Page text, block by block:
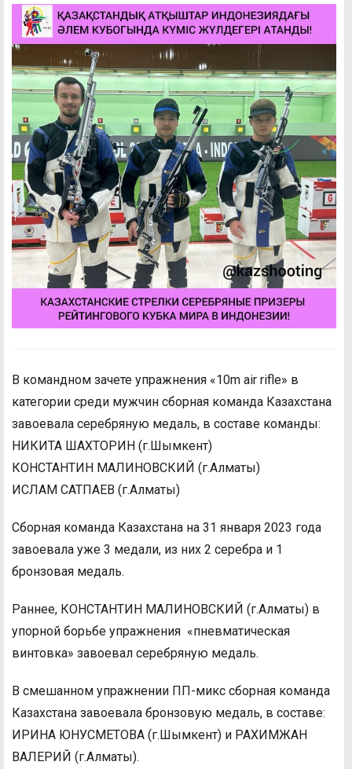
В командном зачете упражнения «10m air rifle» в
категории среди мужчин сборная команда Казахстана
завоевала серебряную медаль, в составе команды:
НИКИТА ШАХТОРИН (г.Шымкент)
КОНСТАНТИН МАЛИНОВСКИЙ (г.Алматы)
ИСЛАМ САТПАЕВ (г.Алматы)
Сборная команда Казахстана на 31 января 2023 года
завоевала уже 3 медали, из них 2 серебра и 1
бронзовая медаль.
Раннее, КОНСТАНТИН МАЛИНОВСКИЙ (г.Алматы) в
упорной борьбе упражнения «пневматическая
винтовка» завоевал серебряную медаль.
В смешанном упражнении ПП-микс сборная команда
Казахстана завоевала бронзовую медаль, в составе:
ИРИНА ЮНУСМЕТОВА (г.Шымкент) и РАХИМЖАН
ВАЛЕРИЙ (г.Алматы).